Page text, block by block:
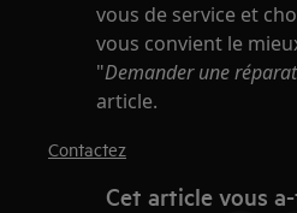
vous de service et
vous convient le
"Demander une
article.
Contactez
Cet article vous